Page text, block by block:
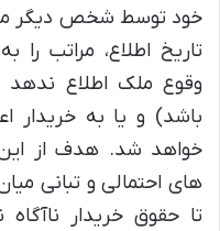
خود توسط شخص دیگر
تاریخ اطلاع، مراتب را
وقوع ملک اطلاع
باشد) و یا به خریدار
خواهد شد. هدف از این
های احتمالی و تبانی
تا حقوق خریدار